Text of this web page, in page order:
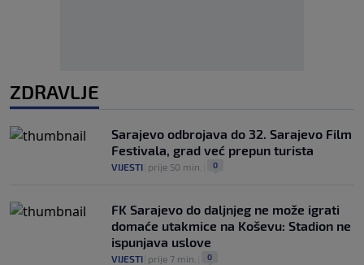
ZDRAVLJE
Sarajevo odbrojava do 32. Sarajevo Film
Festivala, grad već prepun turista
VIJESTI prije 50 min. 0
FK Sarajevo do daljnjeg ne može igrati
domaće utakmice na Koševu: Stadion ne
ispunjava uslove
VIJESTI prije 7 min. 0